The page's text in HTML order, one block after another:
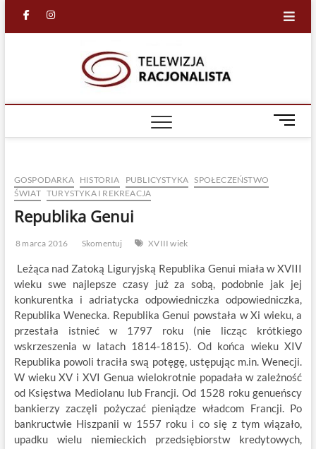
facebook
in
M
e
GOSPODARKA HISTORIA PUBLICYSTYKA SPOŁECZEŃSTWO
ŚWIAT TURYSTYKA I REKREACJA
Republika Genui
8 marca 2016 Skomentuj XVIII wiek
Leżąca nad Zatoką Liguryjską Republika Genui miała w XVIII
wieku swe najlepsze czasy już za sobą, podobnie jak jej
konkurentka i adriatycka odpowiedniczka odpowiedniczka,
Republika Wenecka. Republika Genui powstała w Xi wieku, a
przestała istnieć w 1797 roku (nie licząc krótkiego
wskrzeszenia w latach 1814-1815). Od końca wieku XIV
Republika powoli traciła swą potęgę, ustępując m.in. Wenecji.
W wieku XV i XVI Genua wielokrotnie popadała w zależność
od Księstwa Mediolanu lub Francji. Od 1528 roku genueńscy
bankierzy zaczęli pożyczać pieniądze władcom Francji. Po
bankructwie Hiszpanii w 1557 roku i co się z tym wiązało,
upadku wielu niemieckich przedsiębiorstw kredytowych,